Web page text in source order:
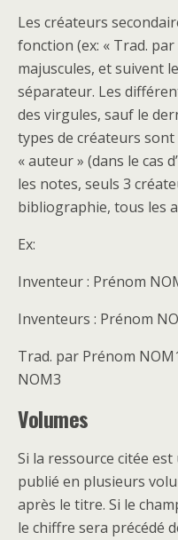
Les créateurs
fonction (ex: « Trad.
majuscules, et suivent
séparateur. Les
des virgules, sauf le
types de créateurs
« auteur » (dans le cas
les notes, seuls 3
bibliographie, tous les
Ex:
Inventeur : Prénom
Inventeurs : Prénom
Trad. par Prénom
NOM3
Volumes
Si la ressource citée
publié en plusieurs
après le titre. Si le
le chiffre sera précédé